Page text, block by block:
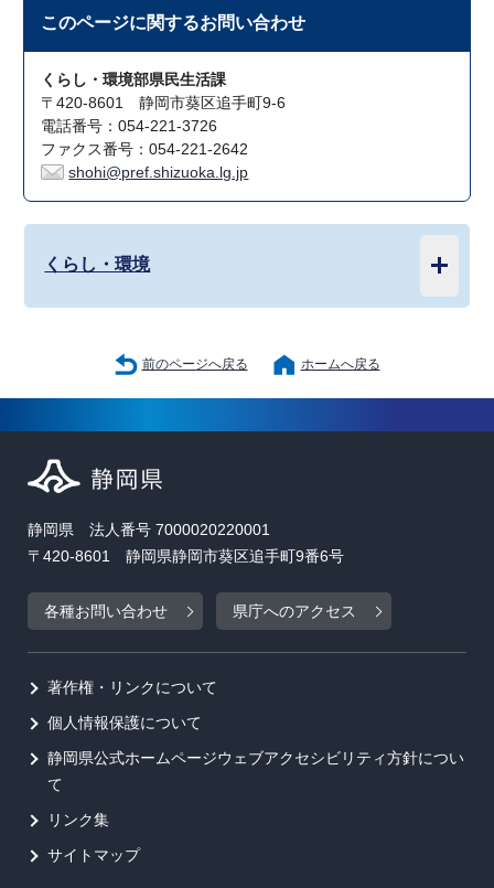
このページに関するお問い合わせ
くらし・環境部県民生活課
〒420-8601 静岡市葵区追手町9-6
電話番号：054-221-3726
ファクス番号：054-221-2642
shohi@pref.shizuoka.lg.jp
くらし・環境
前のページへ戻る ホームへ戻る
静岡県 法人番号 7000020220001
〒420-8601 静岡県静岡市葵区追手町9番6号
各種お問い合わせ 県庁へのアクセス
著作権・リンクについて
個人情報保護について
静岡県公式ホームページウェブアクセシビリティ方針につい
て
リンク集
サイトマップ